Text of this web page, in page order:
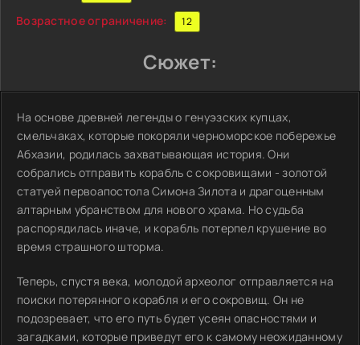
Возрастное ограничение: 12
Сюжет:
На основе древней легенды о генуэзских купцах,
смельчаках, которые покоряли черноморское побережье
Абхазии, родилась захватывающая история. Они
собрались отправить корабль с сокровищами - золотой
статуей первоапостола Симона Зилота и драгоценным
алтарным убранством для нового храма. Но судьба
распорядилась иначе, и корабль потерпел крушение во
время страшного шторма.
Теперь, спустя века, молодой археолог отправляется на
поиски потерянного корабля и его сокровищ. Он не
подозревает, что его путь будет усеян опасностями и
загадками, которые приведут его к самому неожиданному